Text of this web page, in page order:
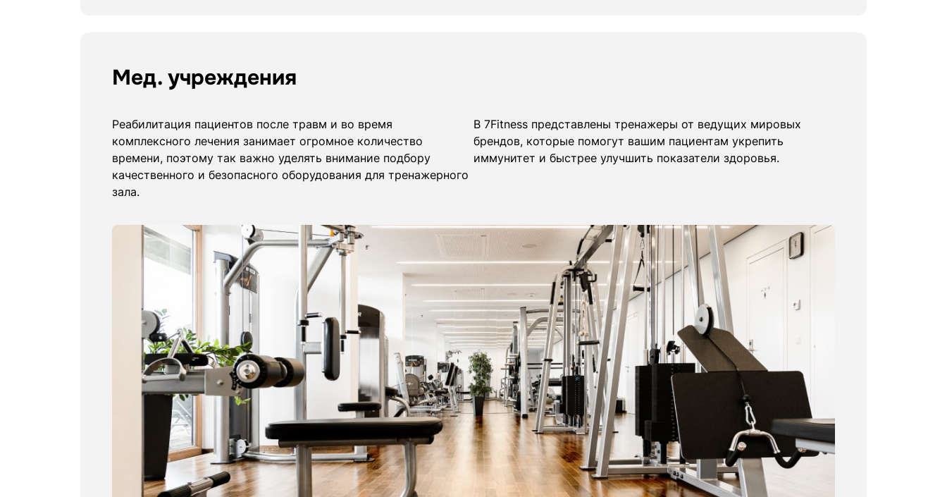
Мед. учреждения
Реабилитация пациентов после травм и во время
комплексного лечения занимает огромное количество
времени, поэтому так важно уделять внимание подбору
качественного и безопасного оборудования для тренажерного
зала.
В 7Fitness представлены тренажеры от ведущих мировых
брендов, которые помогут вашим пациентам укрепить
иммунитет и быстрее улучшить показатели здоровья.